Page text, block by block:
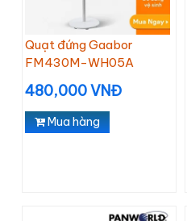
Quạt đứng Gaabor
FM430M-WH05A
480,000 VNĐ
Mua hàng